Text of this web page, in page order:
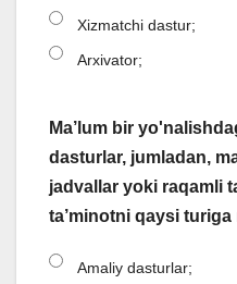
Xizmatchi dastur;
Arxivator;
Ma’lum bir
dasturlar, jumladan,
jadvallar yoki raqamli
ta’minotni qaysi
Amaliy dasturlar;